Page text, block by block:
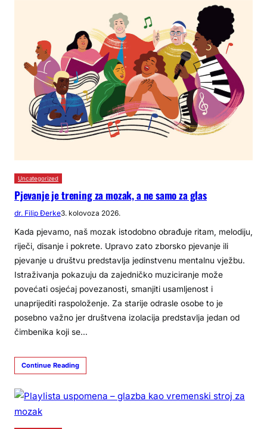
Uncategorized
Pjevanje je trening za mozak, a ne samo za glas
dr. Filip Đerke3. kolovoza 2026.
Kada pjevamo, naš mozak istodobno obrađuje ritam, melodiju,
riječi, disanje i pokrete. Upravo zato zborsko pjevanje ili
pjevanje u društvu predstavlja jedinstvenu mentalnu vježbu.
Istraživanja pokazuju da zajedničko muziciranje može
povećati osjećaj povezanosti, smanjiti usamljenost i
unaprijediti raspoloženje. Za starije odrasle osobe to je
posebno važno jer društvena izolacija predstavlja jedan od
čimbenika koji se…
Continue Reading